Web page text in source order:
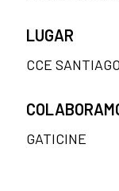
LUGAR
CCE
GATICINE